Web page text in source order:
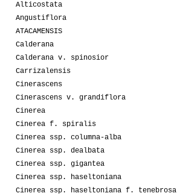
Alticostata
Angustiflora
ATACAMENSIS
Calderana
Calderana v. spinosior
Carrizalensis
Cinerascens
Cinerascens v. grandiflora
Cinerea
Cinerea f. spiralis
Cinerea ssp. columna-alba
Cinerea ssp. dealbata
Cinerea ssp. gigantea
Cinerea ssp. haseltoniana
Cinerea ssp. haseltoniana f. tenebrosa